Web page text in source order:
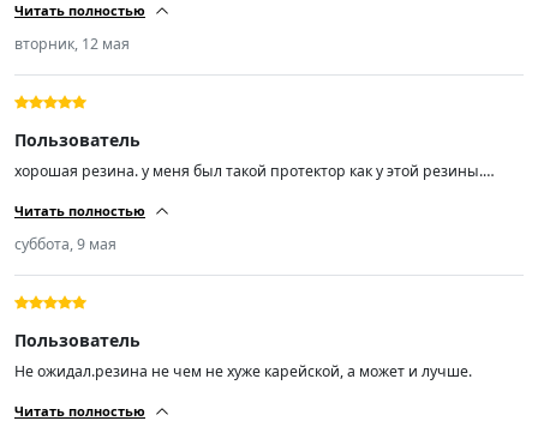
Читать полностью
вторник, 12 мая
Пользователь
хорошая резина. у меня был такой протектор как у этой резины.
доволен.спасибо.
Читать полностью
суббота, 9 мая
Пользователь
Не ожидал.резина не чем не хуже карейской, а может и лучше.
Читать полностью